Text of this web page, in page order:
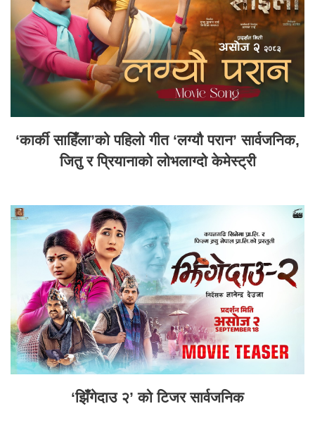
‘कार्की साहिँला’को पहिलो गीत ‘लग्यौ परान’ सार्वजनिक,
जितु र प्रियानाको लोभलाग्दो केमेस्ट्री
‘झिँगेदाउ २’ को टिजर सार्वजनिक